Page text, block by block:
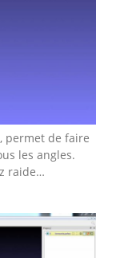
permet de faire
les angles.
raide…